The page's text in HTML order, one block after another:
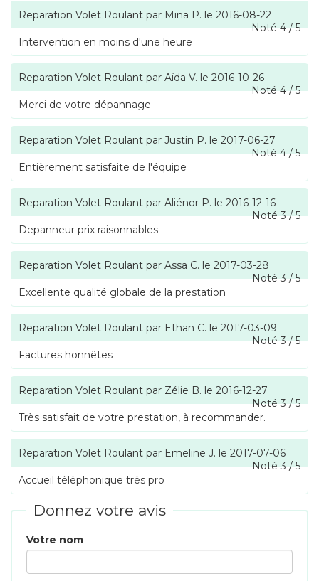
Reparation Volet Roulant par Mina P. le 2016-08-22
Noté4/5
Intervention en moins d'une heure
Reparation Volet Roulant par Aïda V. le 2016-10-26
Noté4/5
Merci de votre dépannage
Reparation Volet Roulant par Justin P. le 2017-06-27
Noté4/5
Entièrement satisfaite de l'équipe
Reparation Volet Roulant par Aliénor P. le 2016-12-16
Noté3/5
Depanneur prix raisonnables
Reparation Volet Roulant par Assa C. le 2017-03-28
Noté3/5
Excellente qualité globale de la prestation
Reparation Volet Roulant par Ethan C. le 2017-03-09
Noté3/5
Factures honnêtes
Reparation Volet Roulant par Zélie B. le 2016-12-27
Noté3/5
Très satisfait de votre prestation, à recommander.
Reparation Volet Roulant par Emeline J. le 2017-07-06
Noté3/5
Accueil téléphonique trés pro
Donnez votre avis
Votre nom